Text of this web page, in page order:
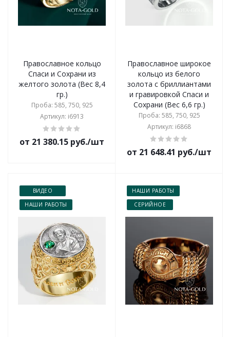
Православное кольцо
Спаси и Сохрани из
желтого золота (Вес 8,4
гр.)
Проба: 585, 750, 925
Артикул: i6913
от 21 380.15 руб./шт
Православное широкое
кольцо из белого
золота с бриллиантами
и гравировкой Спаси и
Сохрани (Вес 6,6 гр.)
Проба: 585, 750, 925
Артикул: i6868
от 21 648.41 руб./шт
ВИДЕО
НАШИ РАБОТЫ
НАШИ РАБОТЫ
СЕРИЙНОЕ